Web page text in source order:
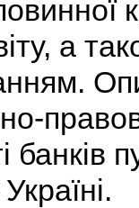
а
банків